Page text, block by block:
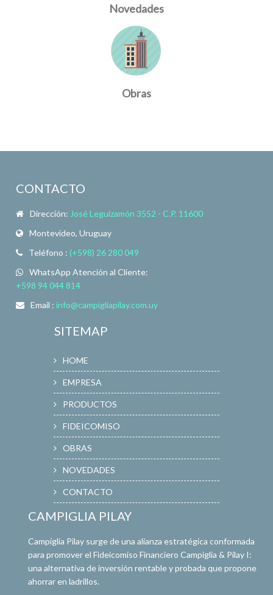
Novedades
Obras
CONTACTO
Dirección: José Leguizamón 3552 - C.P. 11600
Montevideo, Uruguay
Teléfono : (+598) 26 280 049
WhatsApp Atención al Cliente:
+598 94 044 814
Email :info@campigliapilay.com.uy
SITEMAP
HOME
EMPRESA
PRODUCTOS
FIDEICOMISO
OBRAS
NOVEDADES
CONTACTO
CAMPIGLIA PILAY
Campiglia Pilay surge de una alianza estratégica conformada
para promover el Fideicomiso Financiero Campiglia & Pilay I:
una alternativa de inversión rentable y probada que propone
ahorrar en ladrillos.